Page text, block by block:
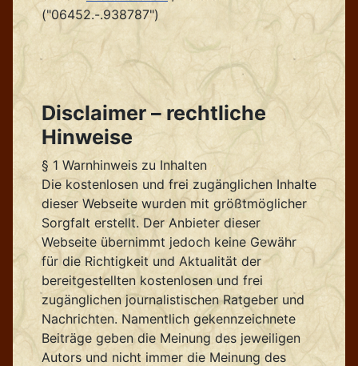
("06452.-.938787")
Disclaimer – rechtliche
Hinweise
§ 1 Warnhinweis zu Inhalten
Die kostenlosen und frei zugänglichen Inhalte
dieser Webseite wurden mit größtmöglicher
Sorgfalt erstellt. Der Anbieter dieser
Webseite übernimmt jedoch keine Gewähr
für die Richtigkeit und Aktualität der
bereitgestellten kostenlosen und frei
zugänglichen journalistischen Ratgeber und
Nachrichten. Namentlich gekennzeichnete
Beiträge geben die Meinung des jeweiligen
Autors und nicht immer die Meinung des